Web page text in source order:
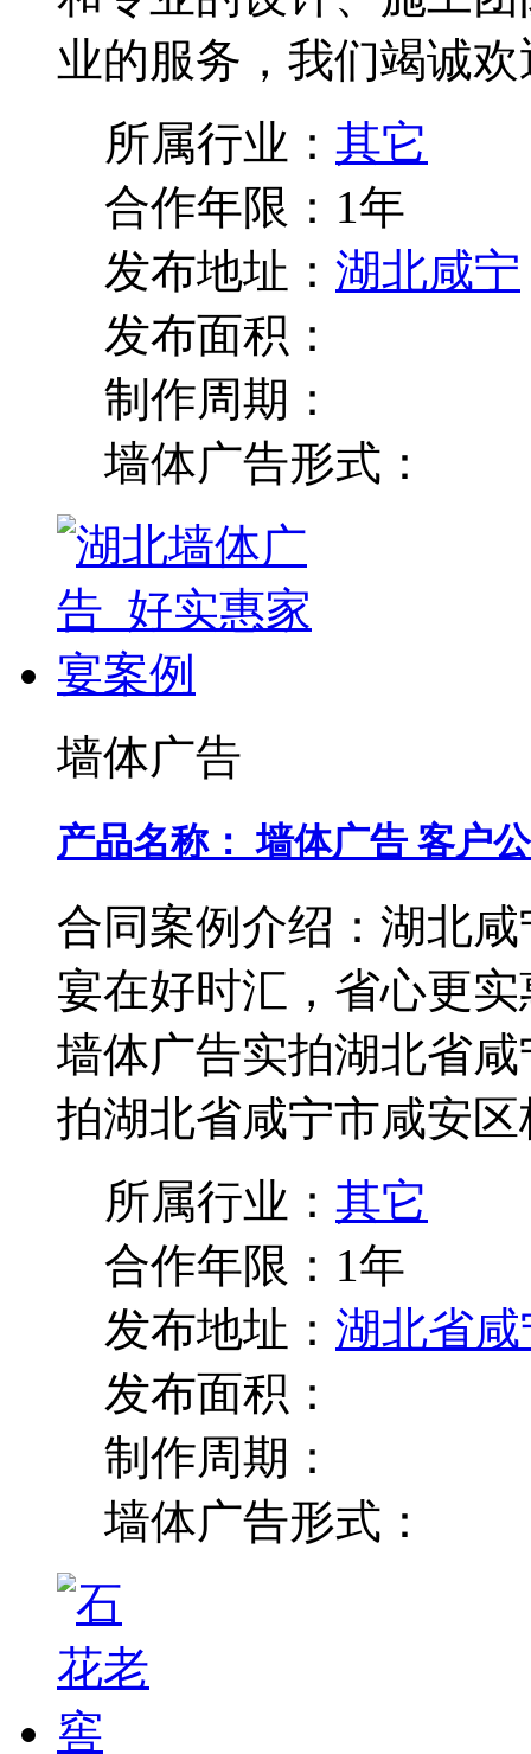
业的服务，我们竭诚
所属行业： 其它
合作年限： 1年
发布地址： 湖北咸宁
发布面积：
制作周期：
墙体广告形式：
墙体广告
产品名称： 墙体广告 客户
合同案例介绍： 湖北
宴在好时汇，省心更
墙体广告实拍湖北省
拍湖北省咸宁市咸安
所属行业： 其它
合作年限： 1年
发布地址： 湖北省
发布面积：
制作周期：
墙体广告形式：